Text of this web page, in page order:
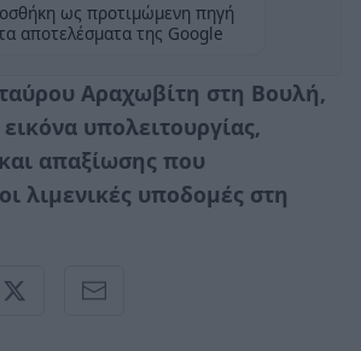
ως προτιμώμενη πηγή
αποτελέσματα της Google
Αραχωβίτη στη Βουλή,
υπολειτουργίας,
απαξίωσης που
λιμενικές υποδομές στη